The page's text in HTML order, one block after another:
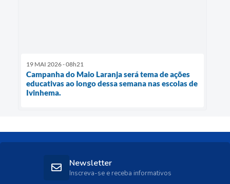
19 MAI 2026 - 08h21
Campanha do Maio Laranja será tema de ações
educativas ao longo dessa semana nas escolas de
Ivinhema.
Newsletter
Inscreva-se e receba informativos